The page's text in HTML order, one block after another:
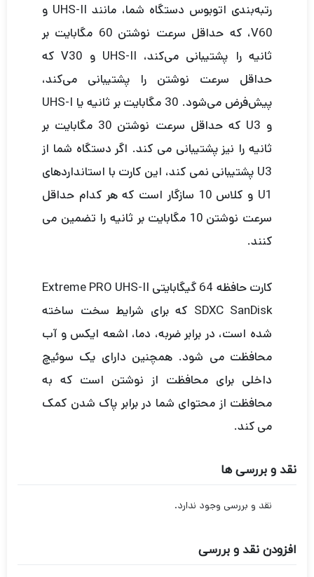
رتبه‌بندی اتوبوس دستگاه شما، مانند UHS-II و
V60، که حداقل سرعت نوشتن 60 مگابایت بر
ثانیه را پشتیبانی می‌کند، UHS-II و V30 که
حداقل سرعت نوشتن را پشتیبانی می‌کند،
پیش‌فرض می‌شود. 30 مگابایت بر ثانیه یا UHS-I
و U3 که حداقل سرعت نوشتن 30 مگابایت بر
ثانیه را نیز پشتیبانی می کند. اگر دستگاه شما از
U3 پشتیبانی نمی کند، این کارت با استانداردهای
U1 و کلاس 10 سازگار است که هر کدام حداقل
سرعت نوشتن 10 مگابایت بر ثانیه را تضمین می
کنند.
کارت حافظه 64 گیگابایتی Extreme PRO UHS-II
SDXC SanDisk که برای شرایط سخت ساخته
شده است، در برابر ضربه، دما، اشعه ایکس و آب
محافظت می شود. همچنین دارای یک سوئیچ
داخلی برای محافظت از نوشتن است که به
محافظت از محتوای شما در برابر پاک شدن کمک
می کند.
نقد و بررسی ها
نقد و بررسی وجود ندارد.
افزودن نقد و بررسی